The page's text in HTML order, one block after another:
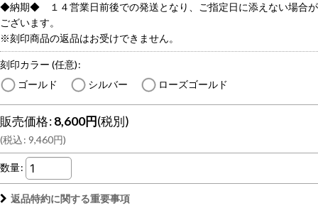
◆納期◆ １４営業日前後での発送となり、ご指定日に添えない場合が
ございます。
※刻印商品の返品はお受けできません。
刻印カラー (任意):
ゴールド
シルバー ローズゴールド
販売価格:8,600円(税別)
(税込: 9,460円)
数量:
返品特約に関する重要事項